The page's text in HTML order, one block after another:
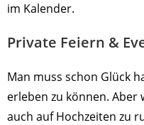
im Kalender.
Private Feiern &
Man muss schon Glück
erleben zu können. Aber
auch auf Hochzeiten zu